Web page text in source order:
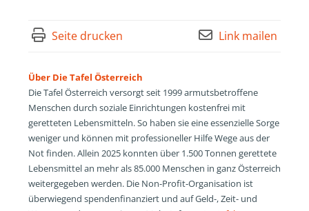
Seite drucken Link mailen
Über Die Tafel Österreich
Die Tafel Österreich versorgt seit 1999 armutsbetroffene
Menschen durch soziale Einrichtungen kostenfrei mit
geretteten Lebensmitteln. So haben sie eine essenzielle Sorge
weniger und können mit professioneller Hilfe Wege aus der
Not finden. Allein 2025 konnten über 1.500 Tonnen gerettete
Lebensmittel an mehr als 85.000 Menschen in ganz Österreich
weitergegeben werden. Die Non-Profit-Organisation ist
überwiegend spendenfinanziert und auf Geld-, Zeit- und